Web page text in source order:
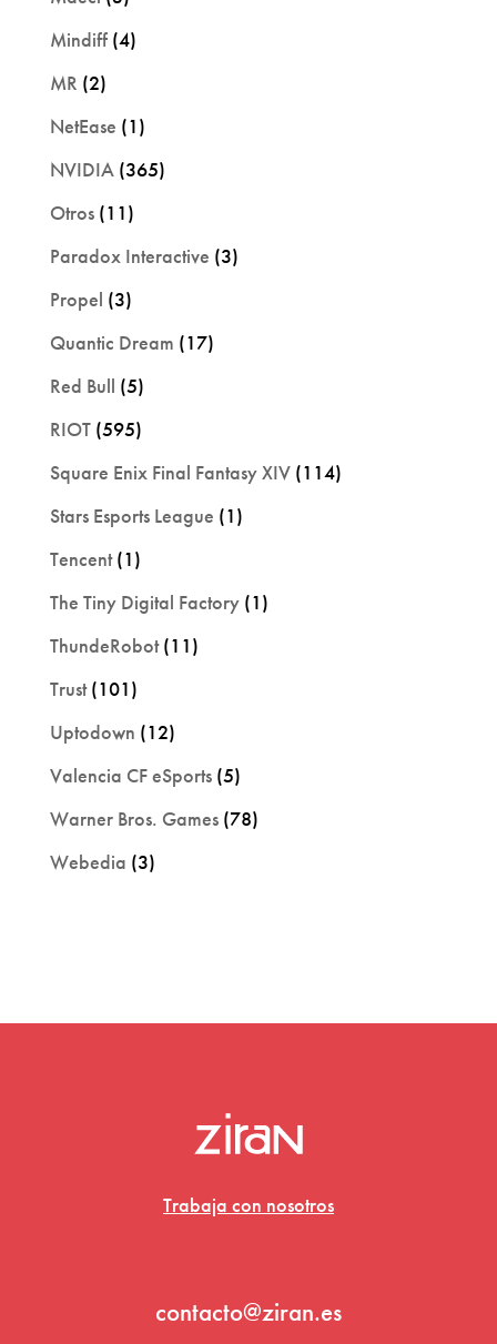
Mindiff(4)
MR (2)
NetEase (1)
NVIDIA(365)
Otros(11)
Paradox Interactive (3)
Propel (3)
Quantic Dream (17)
Red Bull (5)
RIOT(595)
Square Enix Final Fantasy XIV(114)
Stars Esports League (1)
Tencent(1)
The Tiny Digital Factory(1)
ThundeRobot(11)
Trust(101)
Uptodown (12)
Valencia CF eSports(5)
Warner Bros. Games(78)
Webedia (3)
Trabaja con nosotros
contacto@ziran.es